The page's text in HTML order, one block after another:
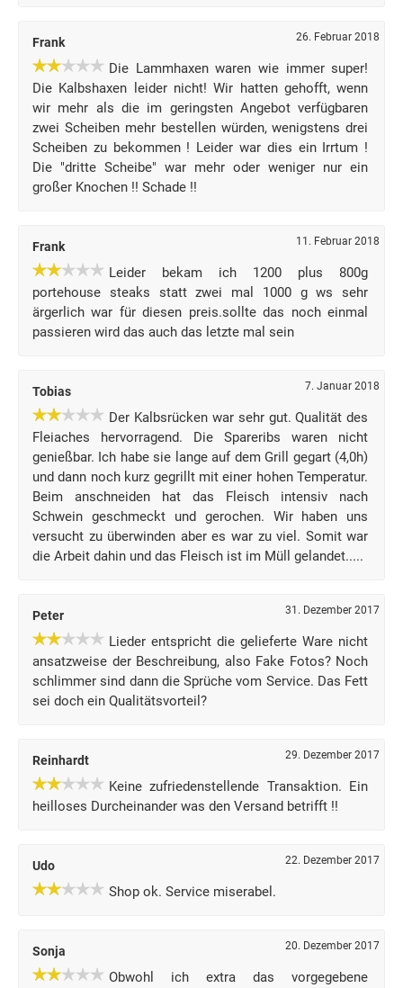
Frank 26. Februar 2018
Die Lammhaxen waren wie immer super!
Die Kalbshaxen leider nicht! Wir hatten gehofft, wenn
wir mehr als die im geringsten Angebot verfügbaren
zwei Scheiben mehr bestellen würden, wenigstens drei
Scheiben zu bekommen ! Leider war dies ein Irrtum !
Die "dritte Scheibe" war mehr oder weniger nur ein
großer Knochen !! Schade !!
Frank 11. Februar 2018
Leider bekam ich 1200 plus 800g
portehouse steaks statt zwei mal 1000 g ws sehr
ärgerlich war für diesen preis.sollte das noch einmal
passieren wird das auch das letzte mal sein
Tobias 7. Januar 2018
Der Kalbsrücken war sehr gut. Qualität des
Fleiaches hervorragend. Die Spareribs waren nicht
genießbar. Ich habe sie lange auf dem Grill gegart (4,0h)
und dann noch kurz gegrillt mit einer hohen Temperatur.
Beim anschneiden hat das Fleisch intensiv nach
Schwein geschmeckt und gerochen. Wir haben uns
versucht zu überwinden aber es war zu viel. Somit war
die Arbeit dahin und das Fleisch ist im Müll gelandet.....
Peter 31. Dezember 2017
Lieder entspricht die gelieferte Ware nicht
ansatzweise der Beschreibung, also Fake Fotos? Noch
schlimmer sind dann die Sprüche vom Service. Das Fett
sei doch ein Qualitätsvorteil?
Reinhardt 29. Dezember 2017
Keine zufriedenstellende Transaktion. Ein
heilloses Durcheinander was den Versand betrifft !!
Udo 22. Dezember 2017
Shop ok. Service miserabel.
Sonja 20. Dezember 2017
Obwohl ich extra das vorgegebene